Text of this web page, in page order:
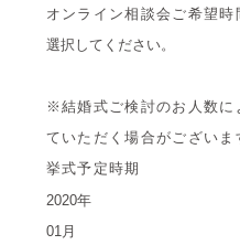
オンライン相談会ご希望時
※結婚式ご検討のお人数に
ていただく場合がございま
挙式予定時期